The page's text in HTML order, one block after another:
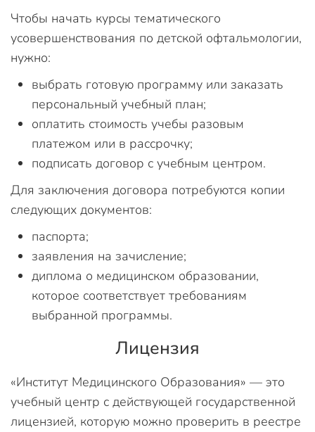
Чтобы начать курсы тематического
усовершенствования по детской офтальмологии,
нужно:
выбрать готовую программу или заказать
персональный учебный план;
оплатить стоимость учебы разовым
платежом или в рассрочку;
подписать договор с учебным центром.
Для заключения договора потребуются копии
следующих документов:
паспорта;
заявления на зачисление;
диплома о медицинском образовании,
которое соответствует требованиям
выбранной программы.
Лицензия
«Институт Медицинского Образования» — это
учебный центр с действующей государственной
лицензией, которую можно проверить в реестре